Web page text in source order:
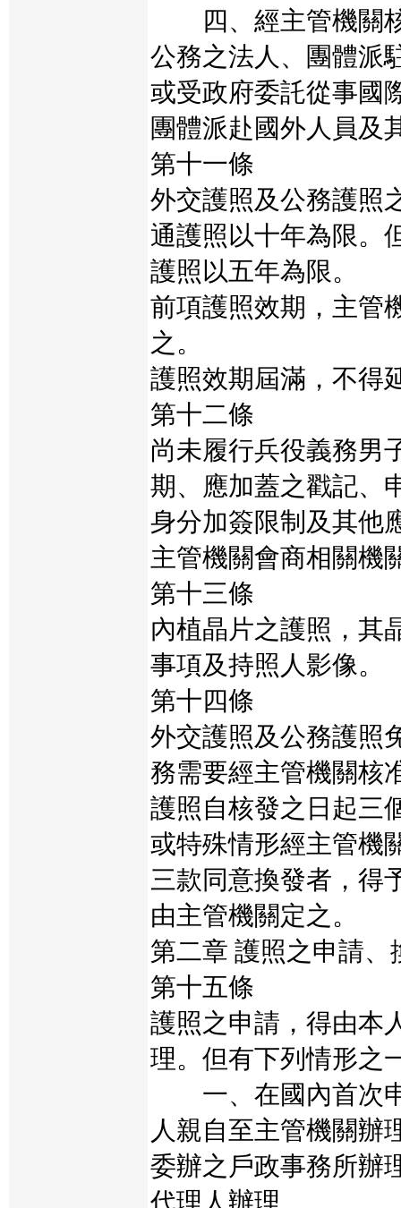
四、經主管機關核
公務之法人、團體派
或受政府委託從事國
團體派赴國外人員及
第十一條
外交護照及公務護照
通護照以十年為限。
護照以五年為限。
前項護照效期，主管
之。
護照效期屆滿，不得
第十二條
尚未履行兵役義務男
期、應加蓋之戳記、
身分加簽限制及其他
主管機關會商相關機
第十三條
內植晶片之護照，其
事項及持照人影像。
第十四條
外交護照及公務護照
務需要經主管機關核
護照自核發之日起三
或特殊情形經主管機
三款同意換發者，得
由主管機關定之。
第二章 護照之申請、
第十五條
護照之申請，得由本
理。但有下列情形之
一、在國內首次申
人親自至主管機關辦
委辦之戶政事務所辦
代理人辦理。